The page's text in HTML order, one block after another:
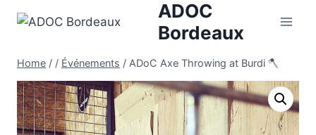
ADOC
Bordeaux
Home / / Événements / ADoC Axe Throwing at Burdi 🪓